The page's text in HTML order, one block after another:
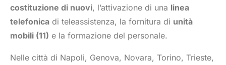
costituzione di nuovi, l’attivazione di una linea
telefonica di teleassistenza, la fornitura di unità
mobili (11) e la formazione del personale.
Nelle città di Napoli, Genova, Novara, Torino, Trieste,